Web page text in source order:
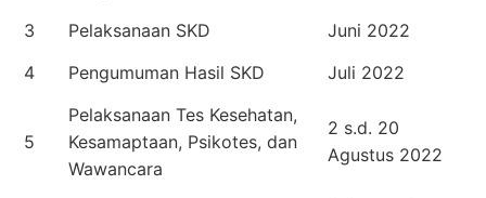
3
Pelaksanaan SKD
Juni 2022
4
Pengumuman Hasil SKD Juli 2022
5
Pelaksanaan Tes Kesehatan,
Kesamaptaan, Psikotes, dan
Wawancara
2 s.d. 20
Agustus 2022